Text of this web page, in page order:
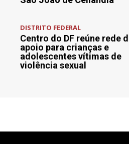
DISTRITO FEDERAL
Centro do DF reúne rede
apoio para crianças e
adolescentes vítimas de
violência sexual